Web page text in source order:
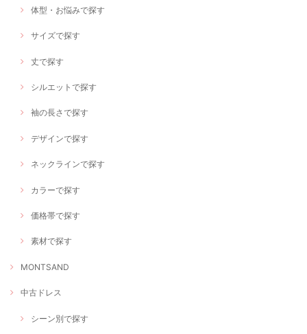
体型・お悩みで探す
サイズで探す
丈で探す
シルエットで探す
袖の長さで探す
デザインで探す
ネックラインで探す
カラーで探す
価格帯で探す
素材で探す
MONTSAND
中古ドレス
シーン別で探す